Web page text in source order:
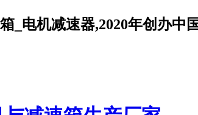
_电机减速器,2020年创办中